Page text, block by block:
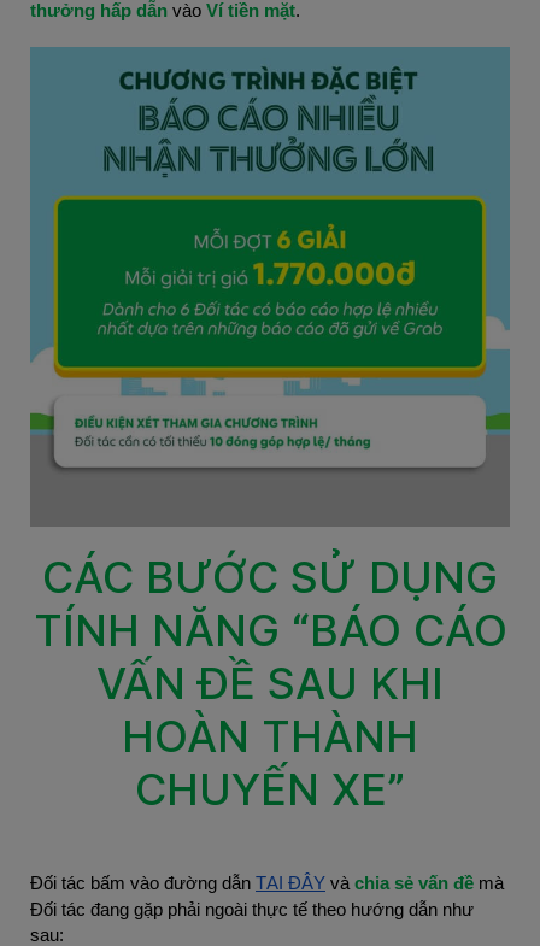
thưởng hấp dẫn vào Ví tiền mặt.
CÁC BƯỚC SỬ DỤNG
TÍNH NĂNG “BÁO CÁO
VẤN ĐỀ SAU KHI
HOÀN THÀNH
CHUYẾN XE”
Đối tác bấm vào đường dẫn TẠI ĐÂY vàchia sẻ vấn đề mà
Đối tác đang gặp phải ngoài thực tế theo hướng dẫn như
sau: